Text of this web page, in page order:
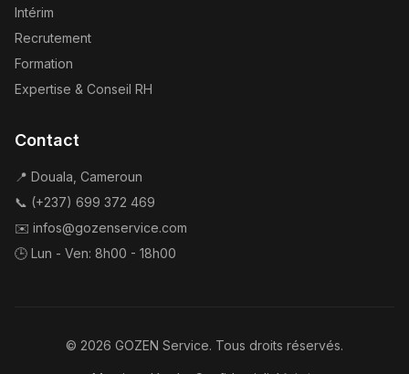
Intérim
Recrutement
Formation
Expertise & Conseil RH
Contact
📍 Douala, Cameroun
📞 (+237) 699 372 469
✉️ infos@gozenservice.com
🕒 Lun - Ven: 8h00 - 18h00
© 2026 GOZEN Service. Tous droits réservés.